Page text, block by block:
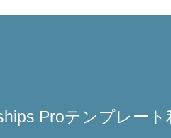
Proテンプレート